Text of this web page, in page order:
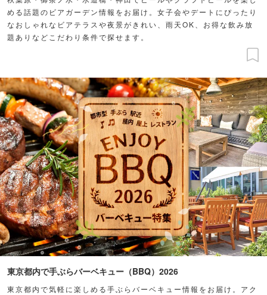
める話題のビアガーデン情報をお届け。女子会やデートにぴったり
なおしゃれなビアテラスや夜景がきれい、雨天OK、お得な飲み放
題ありなどこだわり条件で探せます。
東京都内で手ぶらバーベキュー（BBQ）2026
東京都内で気軽に楽しめる手ぶらバーベキュー情報をお届け。アク